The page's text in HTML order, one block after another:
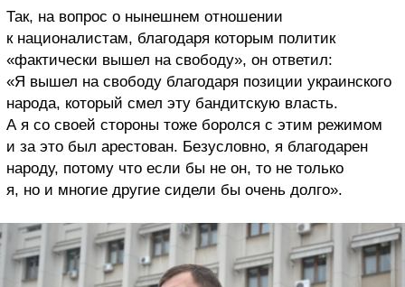
Так, на вопрос о нынешнем отношении
к националистам, благодаря которым политик
«фактически вышел на свободу», он ответил:
«Я вышел на свободу благодаря позиции украинского
народа, который смел эту бандитскую власть.
А я со своей стороны тоже боролся с этим режимом
и за это был арестован. Безусловно, я благодарен
народу, потому что если бы не он, то не только
я, но и многие другие сидели бы очень долго».